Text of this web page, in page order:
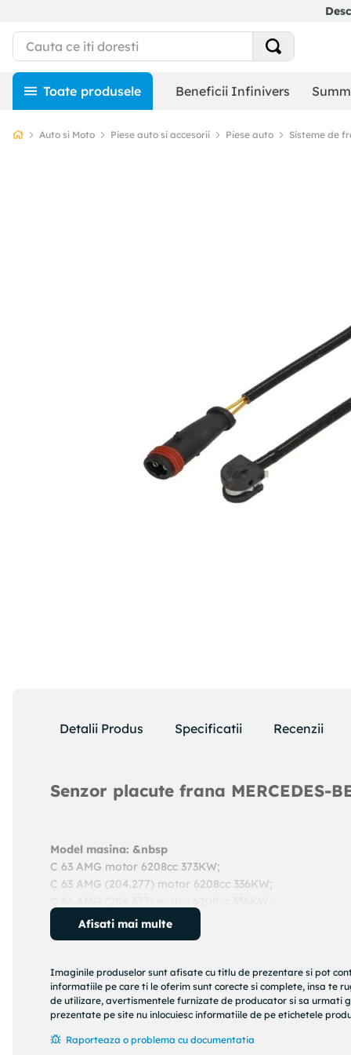
Beneficii Infinivers
Auto si Moto Piese auto si accesorii Piese auto Sisteme de
Detalii Produs Specificatii Recenzii
Senzor placute frana MERCEDES-
Model masina: &nbsp
C 63 AMG motor 6208cc 373KW;
C 63 AMG (204.277) motor 6208cc 336KW;
An: 2011 - prezent
Cod produs:
Denumire produs:senzor placute frana
Specificatii produs:
Tip frina : frana disc
Lungime contact avertizare [mm] : 119
Afisati mai multe
Imaginile produselor sunt afisate cu titlu de prezentare si pot
informatiile pe care ti le oferim sunt corecte si complete, insa te
de utilizare, avertismentele furnizate de producator si sa
prezentate pe site nu inlocuiesc informatiile de pe etichetele
Raporteaza o problema cu documentatia